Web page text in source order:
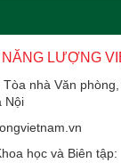
LƯỢNG
nhà Văn phòng,
Nội
học và Biên tập: